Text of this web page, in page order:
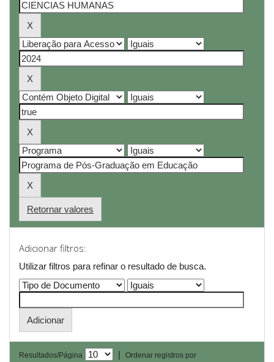
Retornar valores
Adicionar filtros:
Utilizar filtros para refinar o resultado de busca.
Resultados/Página |
Ordenar registros por